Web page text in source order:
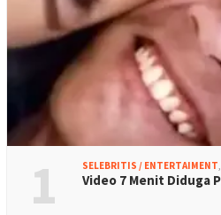
1 SELEBRITIS / ENTERTAIMENT,
Video 7 Menit Diduga